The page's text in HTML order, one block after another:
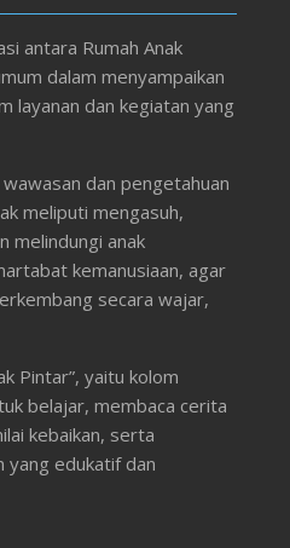
antara Rumah Anak
dalam menyampaikan
layanan dan kegiatan yang
dan pengetahuan
meliputi mengasuh,
melindungi anak
kemanusiaan, agar
secara wajar,
Pintar”, yaitu kolom
belajar, membaca cerita
kebaikan, serta
yang edukatif dan